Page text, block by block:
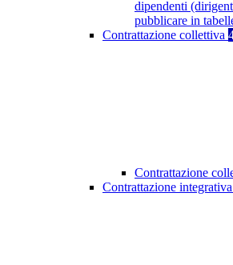
dipendenti
pubblicare in
Contrattazione collettiva
Contrattazione
Contrattazione integrativa